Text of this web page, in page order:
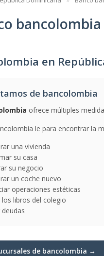
bancolombia
en
de bancolombia
ofrece múltiples
le para encontrar la
una vivienda
su casa
su negocio
un coche nuevo
operaciones estéticas
los libros del colegio
deudas
de bancolombia →